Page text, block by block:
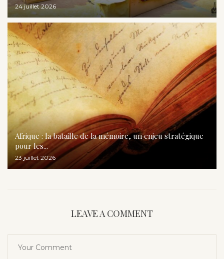
24 juillet 2026
Afrique : la bataille de la mémoire, un enjeu stratégique
pour les...
23 juillet 2026
LEAVE A COMMENT